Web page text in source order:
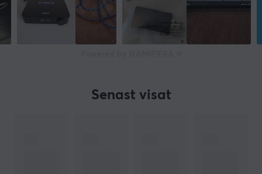
Senast visat